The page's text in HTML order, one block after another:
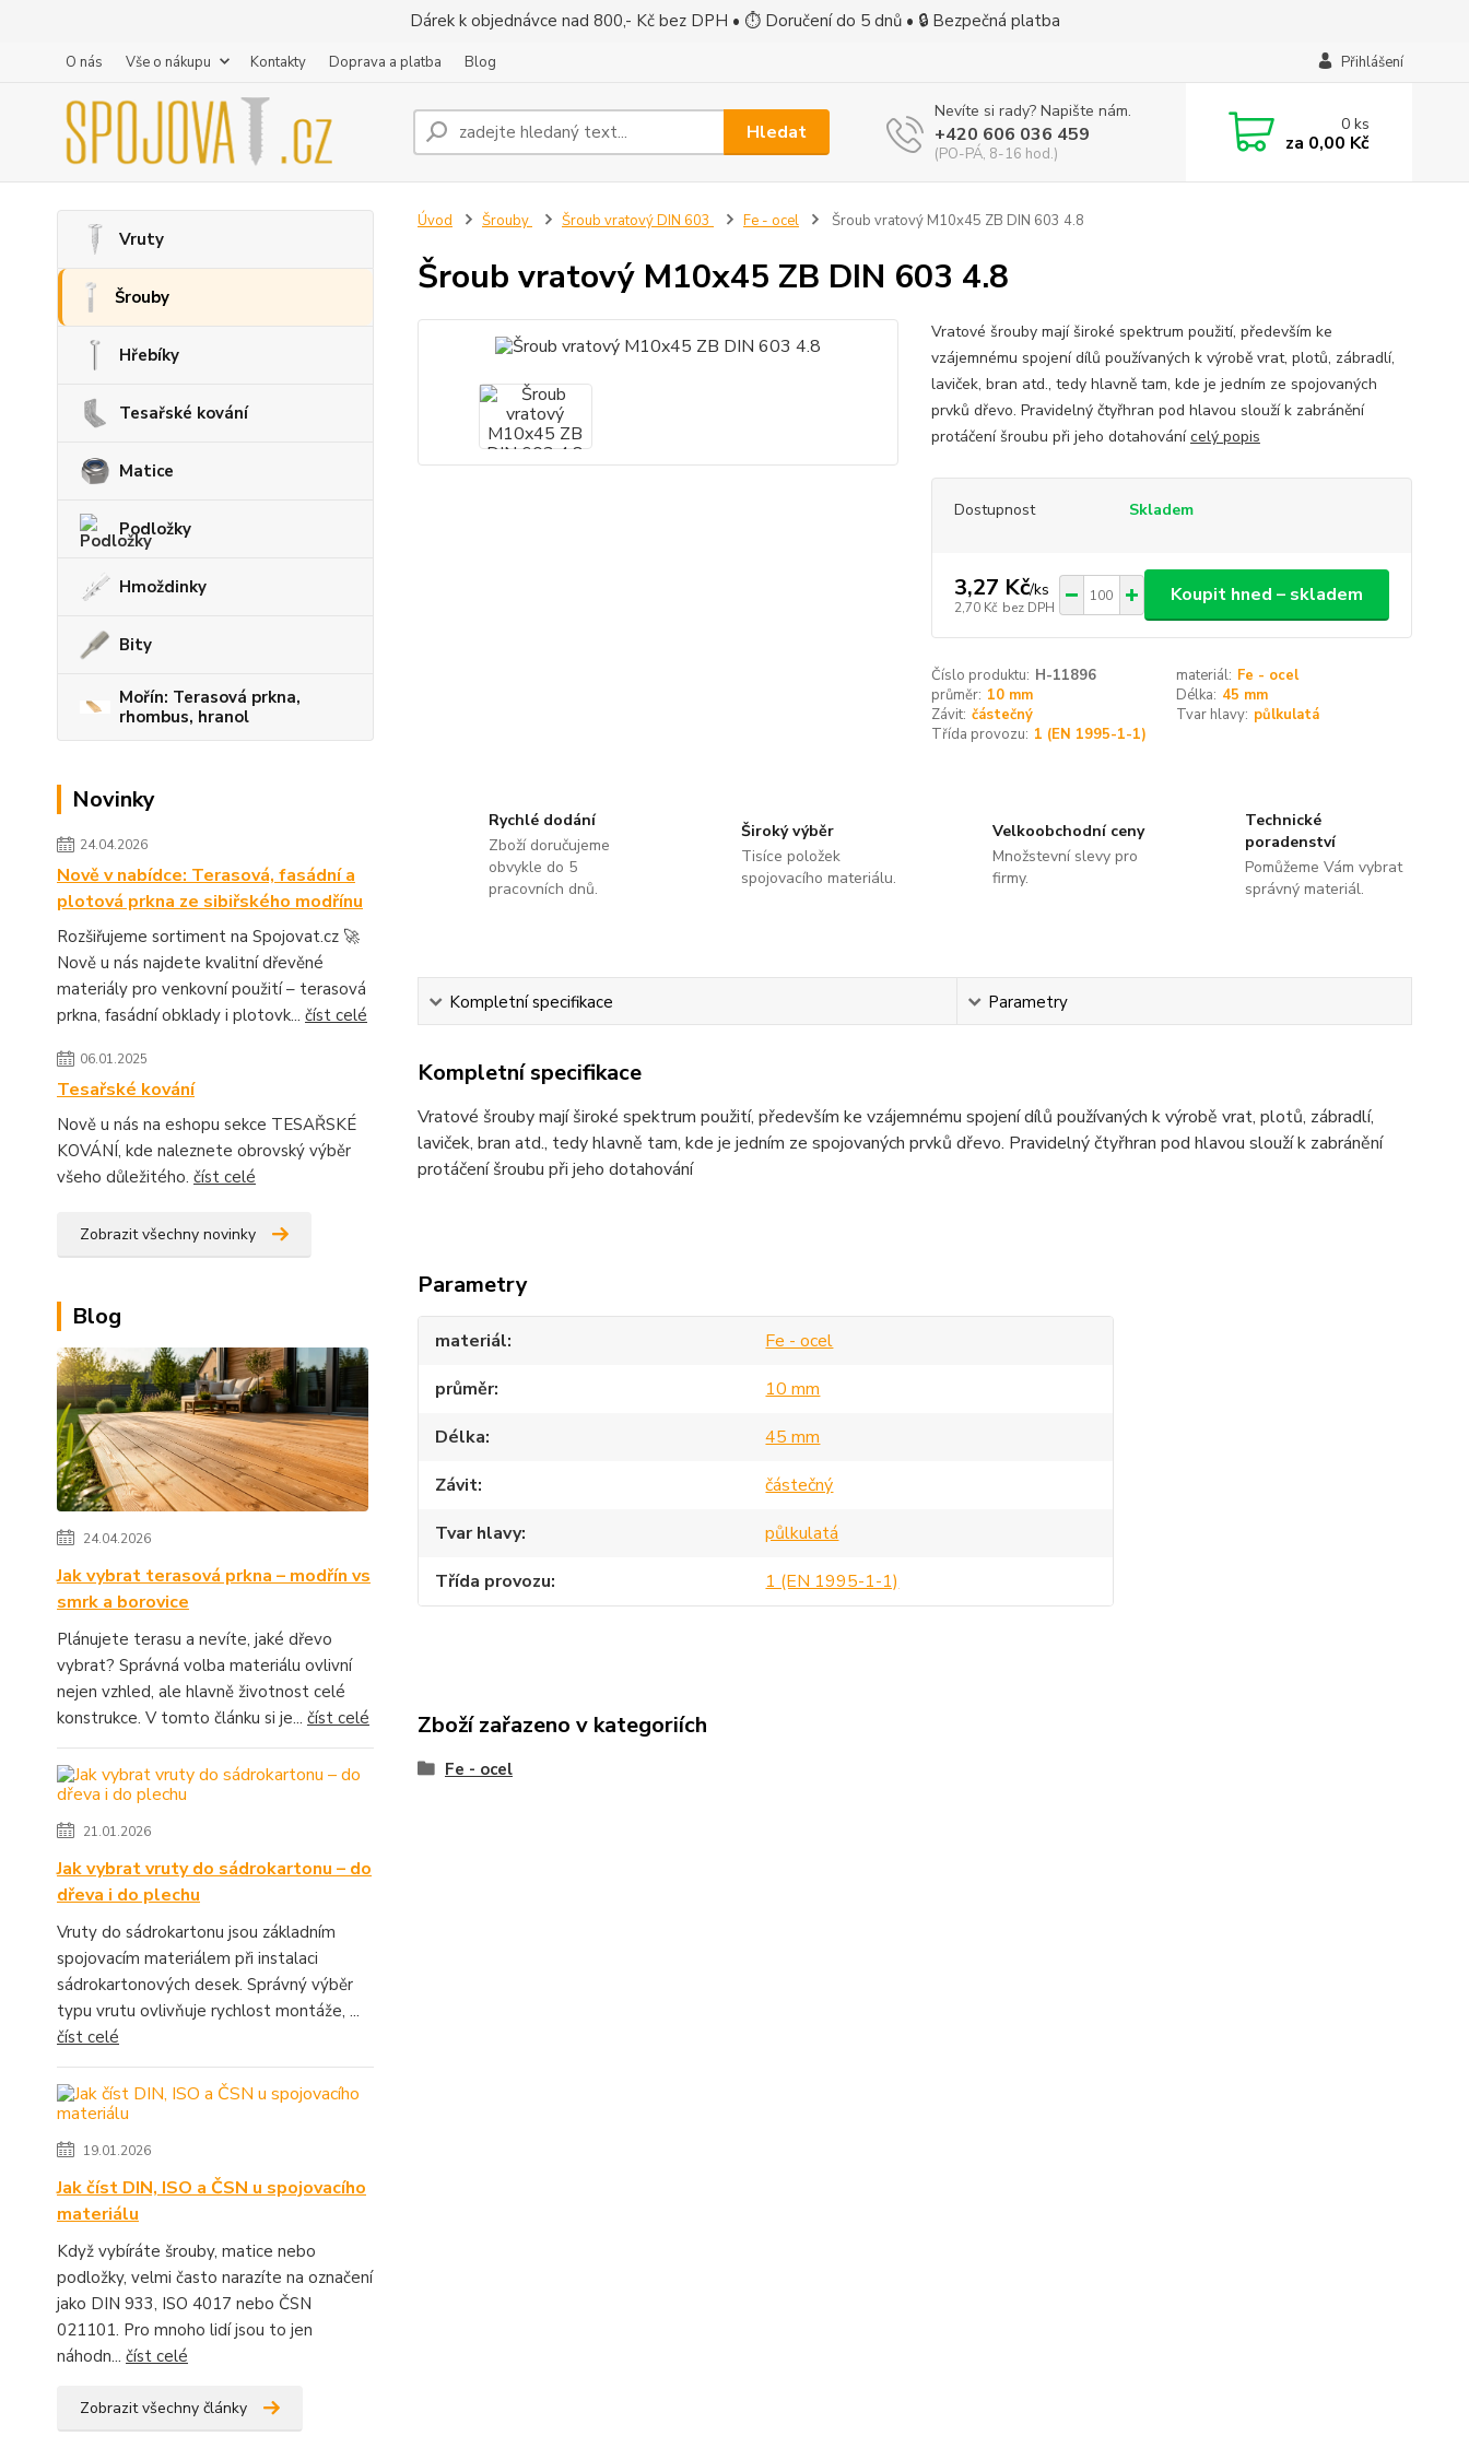
Dárek k objednávce nad 800,- Kč bez DPH • ⏱ Doručení do 5 dnů • 🔒 Bezpečná platba
O nás Vše o nákupu Kontakty Doprava a platba Blog Přihlášení
Hledat
Nevíte si rady? Napište nám.
+420 606 036 459
(PO-PÁ, 8-16 hod.)
0ks
za 0,00 Kč
Vruty
Šrouby
Hřebíky
Tesařské kování
Matice
Podložky
Hmoždinky
Bity
Mořín: Terasová prkna,
rhombus, hranol
Novinky
24.04.2026
Nově v nabídce: Terasová, fasádní a
plotová prkna ze sibiřského modřínu
Rozšiřujeme sortiment na Spojovat.cz 🚀
Nově u nás najdete kvalitní dřevěné
materiály pro venkovní použití – terasová
prkna, fasádní obklady i plotovk... číst celé
06.01.2025
Tesařské kování
Nově u nás na eshopu sekce TESAŘSKÉ
KOVÁNÍ, kde naleznete obrovský výběr
všeho důležitého. číst celé
Zobrazit všechny novinky
Blog
24.04.2026
Jak vybrat terasová prkna – modřín vs
smrk a borovice
Plánujete terasu a nevíte, jaké dřevo
vybrat? Správná volba materiálu ovlivní
nejen vzhled, ale hlavně životnost celé
konstrukce. V tomto článku si je... číst celé
21.01.2026
Jak vybrat vruty do sádrokartonu – do
dřeva i do plechu
Vruty do sádrokartonu jsou základním
spojovacím materiálem při instalaci
sádrokartonových desek. Správný výběr
typu vrutu ovlivňuje rychlost montáže, ...
číst celé
19.01.2026
Jak číst DIN, ISO a ČSN u spojovacího
materiálu
Když vybíráte šrouby, matice nebo
podložky, velmi často narazíte na označení
jako DIN 933, ISO 4017 nebo ČSN
021101. Pro mnoho lidí jsou to jen
náhodn... číst celé
Zobrazit všechny články
Úvod Šrouby Šroub vratový DIN 603 Fe - ocel Šroub vratový M10x45 ZB DIN 603 4.8
Šroub vratový M10x45 ZB DIN 603 4.8
Vratové šrouby mají široké spektrum použití, především ke
vzájemnému spojení dílů používaných k výrobě vrat, plotů, zábradlí,
laviček, bran atd., tedy hlavně tam, kde je jedním ze spojovaných
prvků dřevo. Pravidelný čtyřhran pod hlavou slouží k zabránění
protáčení šroubu při jeho dotahovánícelý popis
Dostupnost Skladem
3,27 Kč/ks
2,70 Kč bez DPH
Koupit hned – skladem
Číslo produktu: H-11896 materiál: Fe - ocel
průměr: 10 mm Délka: 45 mm
Závit: částečný Tvar hlavy: půlkulatá
Třída provozu: 1 (EN 1995-1-1)
Rychlé dodání
Zboží doručujeme
obvykle do 5
pracovních dnů.
Široký výběr
Tisíce položek
spojovacího materiálu.
Velkoobchodní ceny
Množstevní slevy pro
firmy.
Technické
poradenství
Pomůžeme Vám vybrat
správný materiál.
Kompletní specifikace Parametry
Kompletní specifikace
Vratové šrouby mají široké spektrum použití, především ke vzájemnému spojení dílů používaných k výrobě vrat, plotů, zábradlí,
laviček, bran atd., tedy hlavně tam, kde je jedním ze spojovaných prvků dřevo. Pravidelný čtyřhran pod hlavou slouží k zabránění
protáčení šroubu při jeho dotahování
Parametry
materiál
Fe - ocel
průměr
10 mm
Délka
45 mm
Závit
částečný
Tvar hlavy
půlkulatá
Třída provozu
1 (EN 1995-1-1)
Zboží zařazeno v kategoriích
Fe - ocel